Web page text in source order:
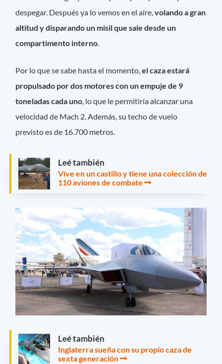
despegar. Después ya lo vemos en el aire,volando a gran
altitud y disparando un misil que sale desde un
compartimento interno
Por lo que se sabe hasta el momento,el caza estará
propulsado por dos motores con un empuje de 9
toneladas cada uno, lo que le permitiría alcanzar una
velocidad de Mach 2. Además, su techo de vuelo
previsto es de 16.700 metros.
Leé también
Vive en un castillo y tiene una colección de
110 aviones de combate
Leé también
Inglaterra sueña con su propio caza de
sexta generación